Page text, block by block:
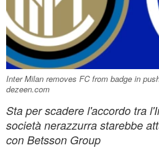
Inter Milan removes FC from badge in
dezeen.com
Sta per scadere l'accordo tra
società nerazzurra starebbe
con Betsson Group